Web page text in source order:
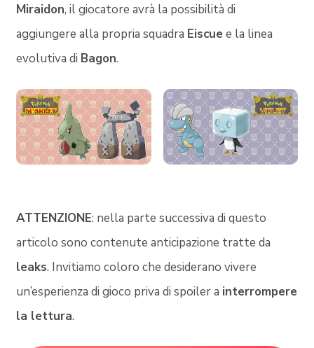
Miraidon, il giocatore avrà la possibilità di
aggiungere alla propria squadra Eiscuee la linea
evolutiva di Bagon.
ATTENZIONE: nella parte successiva di questo
articolo sono contenute anticipazione tratte da
leaks. Invitiamo coloro che desiderano vivere
un’esperienza di gioco priva di spoiler a interrompere
la lettura.